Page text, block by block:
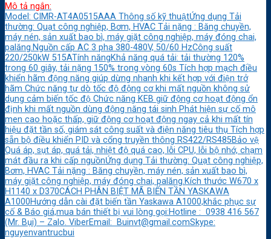
Mô tả ngắn:
Model: CIMR-AT4A0515AAA Thông số kỹ thuậtỨng dụng Tải
thường: Quạt công nghiệp, Bơm, HVAC Tải nặng : Băng chuyền,
máy nén, sản xuất bao bì, máy giặt công nghiệp, máy đóng chai,
palăng.Nguồn cấp AC 3 pha 380-480V, 50/60 HzCông suất
220/250kW 515ATính năngKhả năng quá tải: tải thường 120%
trong 60 giây, tải nặng 150% trong vòng 60s Tích hợp mạch điều
khiển hãm động năng giúp dừng nhanh khi kết hợp với điện trở
hãm Chức năng tự dò tốc độ động cơ khi mất nguồn không sử
dụng cảm biến tốc độ Chức năng KEB giữ động cơ hoạt động ổn
định khi mất nguồn dùng động năng tái sinh Phát hiện sự cố mô
men cao hoặc thấp, giữ động cơ hoạt động ngay cả khi mất tín
hiệu đặt tần số, giám sát công suất và điện năng tiêu thụ Tích hợp
sẵn bộ điều khiển PID và cổng truyền thông RS422/RS485Bảo vệ
Quá áp, sụt áp, quá tải, nhiệt độ quá cao, lỗi CPU, lỗi bộ nhớ, chạm
mát đầu ra khi cấp nguồnỨng dụng Tải thường: Quạt công nghiệp,
Bơm, HVAC Tải nặng : Băng chuyền, máy nén, sản xuất bao bì,
máy giặt công nghiệp, máy đóng chai, palăng.Kích thước W670 x
H1140 x D370CÁCH PHÂN BIỆT MÃ BIẾN TẦN YASKAWA
A1000Hướng dẫn cài đặt biến tần Yaskawa A1000,khắc phục sự
cố & Báo giá,mua bán thiết bị vui lòng gọi:Hotline : 0938 416 567
(Mr. Bụi) – Zalo. ViberEmail: Buinvt@gmail.comSkype:
nguyenvantrucbui